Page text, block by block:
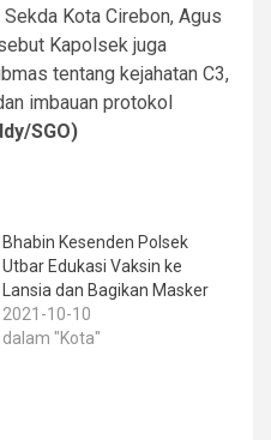
Kota Cirebon, Agus
Kapolsek juga
tentang kejahatan C3,
imbauan protokol
SGO)
Bhabin Kesenden Polsek
Utbar Edukasi Vaksin ke
Lansia dan Bagikan Masker
2021-10-10
dalam "Kota"